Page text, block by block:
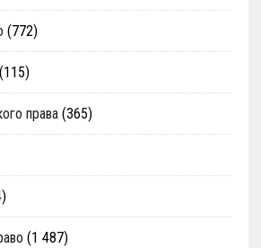
(772)
(115)
права(365)
(1 487)